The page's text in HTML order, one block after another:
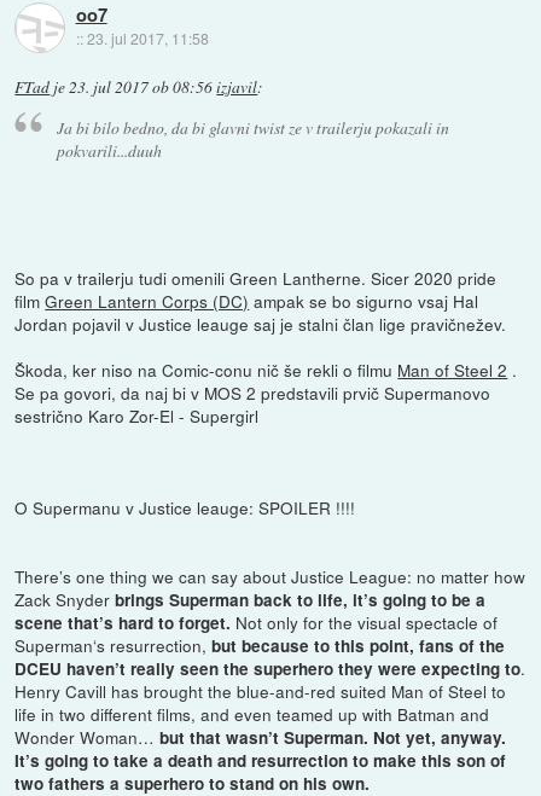
oo7
::23. jul 2017, 11:58
FTad je23. jul 2017 ob 08:56izjavil:
Ja bi bilo bedno, da bi glavni twist ze v trailerju pokazali in
pokvarili...duuh
So pa v trailerju tudi omenili Green Lantherne. Sicer 2020 pride
filmGreen Lantern Corps (DC) ampak se bo sigurno vsaj Hal
Jordan pojavil v Justice leauge saj je stalni član lige pravičnežev.
Škoda, ker niso na Comic-conu nič še rekli o filmu Man of Steel 2 .
Se pa govori, da naj bi v MOS 2 predstavili prvič Supermanovo
sestrično Karo Zor-El - Supergirl
O Supermanu v Justice leauge: SPOILER !!!!
There’s one thing we can say about Justice League: no matter how
Zack Snyderbrings Superman back to life, it’s going to be a
scene that’s hard to forget. Not only for the visual spectacle of
Superman‘s resurrection, but because to this point, fans of the
DCEU haven’t really seen the superhero they were expecting to.
Henry Cavill has brought the blue-and-red suited Man of Steel to
life in two different films, and even teamed up with Batman and
Wonder Woman… but that wasn’t Superman. Not yet, anyway.
It’s going to take a death and resurrection to make this son of
two fathers a superhero to stand on his own.